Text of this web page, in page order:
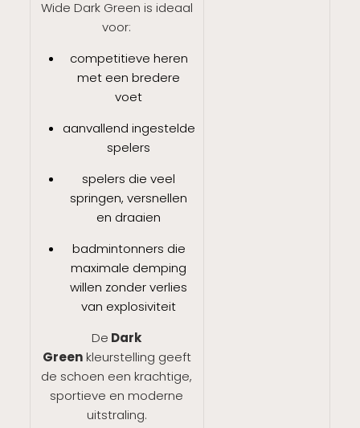
Wide Dark Green is ideaal
voor:
competitieve heren
met een bredere
voet
aanvallend ingestelde
spelers
spelers die veel
springen, versnellen
en draaien
badmintonners die
maximale demping
willen zonder verlies
van explosiviteit
De Dark
Greenkleurstelling geeft
de schoen een krachtige,
sportieve en moderne
uitstraling.